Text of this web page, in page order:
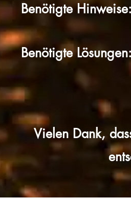
Benötigte Hinweise:
Benötigte Lösungen:
Vielen Dank,